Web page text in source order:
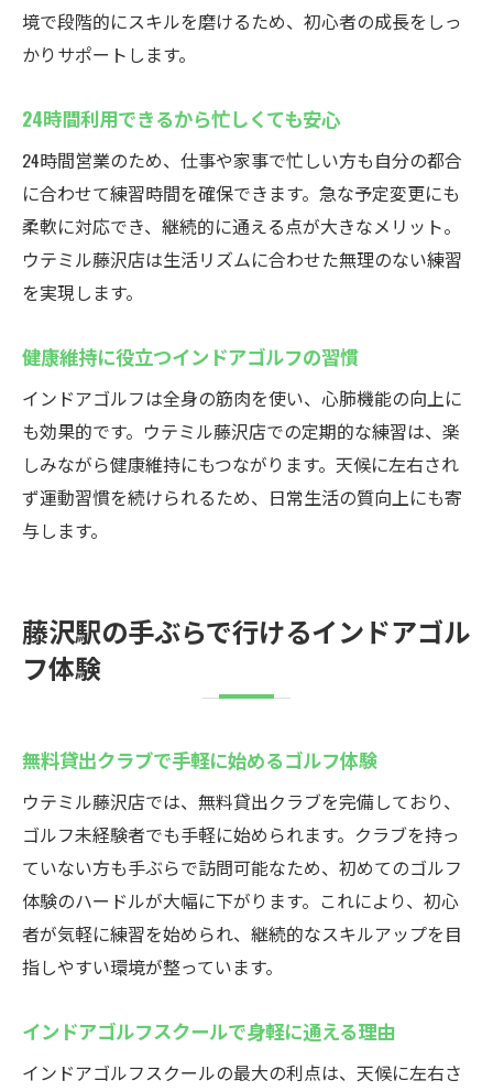
境で段階的にスキルを磨けるため、初心者の成長をしっ
かりサポートします。
24時間利用できるから忙しくても安心
24時間営業のため、仕事や家事で忙しい方も自分の都合
に合わせて練習時間を確保できます。急な予定変更にも
柔軟に対応でき、継続的に通える点が大きなメリット。
ウテミル藤沢店は生活リズムに合わせた無理のない練習
を実現します。
健康維持に役立つインドアゴルフの習慣
インドアゴルフは全身の筋肉を使い、心肺機能の向上に
も効果的です。ウテミル藤沢店での定期的な練習は、楽
しみながら健康維持にもつながります。天候に左右され
ず運動習慣を続けられるため、日常生活の質向上にも寄
与します。
藤沢駅の手ぶらで行けるインドアゴル
フ体験
無料貸出クラブで手軽に始めるゴルフ体験
ウテミル藤沢店では、無料貸出クラブを完備しており、
ゴルフ未経験者でも手軽に始められます。クラブを持っ
ていない方も手ぶらで訪問可能なため、初めてのゴルフ
体験のハードルが大幅に下がります。これにより、初心
者が気軽に練習を始められ、継続的なスキルアップを目
指しやすい環境が整っています。
インドアゴルフスクールで身軽に通える理由
インドアゴルフスクールの最大の利点は、天候に左右さ